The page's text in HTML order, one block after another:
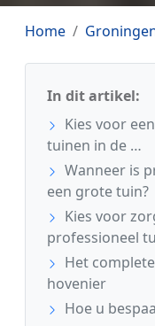
Home
In dit artikel:
Kies voor
tuinen in de …
Wanneer is
een grote tuin?
Kies voor
professioneel
Het
hovenier
Hoe u